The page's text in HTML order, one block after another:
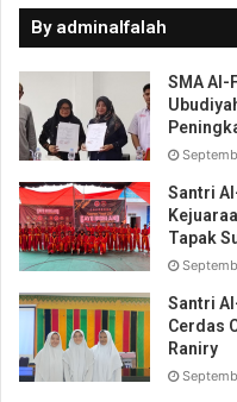
By adminalfalah
SMA Al-
Santri
Tapak
Santri
Cerdas
Raniry